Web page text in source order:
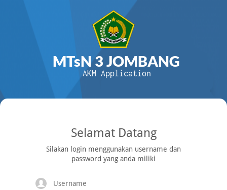
MTsN 3 JOMBANG
AKM Application
Selamat Datang
Silakan login menggunakan username dan
password yang anda miliki